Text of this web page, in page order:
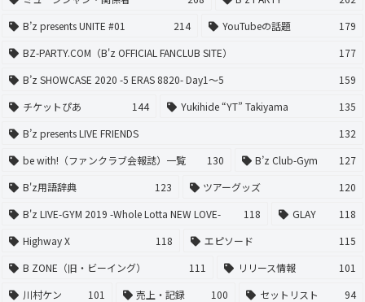
B’z presents UNITE #01
214 YouTubeの話題
179
BZ-PARTY.COM（B'z OFFICIAL FANCLUB SITE）
177
B’z SHOWCASE 2020 -5 ERAS 8820- Day1〜5
159
チケットぴあ
144 Yukihide “YT” Takiyama
135
B’z presents LIVE FRIENDS
132
be with!（ファンクラブ会報誌）一覧
130 B’z Club-Gym
127
B'z用語辞典
123 ツアーグッズ
120
B'z LIVE-GYM 2019 -Whole Lotta NEW LOVE-
118 GLAY
118
Highway X
118 エピソード
115
B ZONE（旧・ビーイング）
111 リリース情報
101
川村ケン
101 売上・記録 100 セットリスト
94